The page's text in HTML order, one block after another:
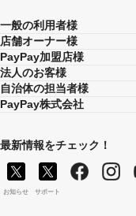
一般の利用者様
店舗オーナー様
PayPay加盟店様
法人のお客様
自治体の担当者様
PayPay株式会社
最新情報をチェック！
お知らせ サポート